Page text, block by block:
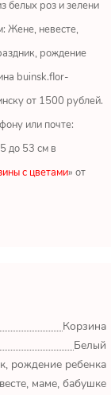
белых роз и зелени
Жене, невесте,
рождение
buinsk.flor-
от 1500 рублей.
или почте:
до 53 см в
с цветами» от
Корзина
Белый
рождение ребенка
маме, бабушке